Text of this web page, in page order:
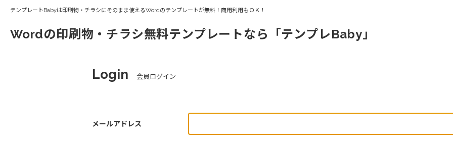
テンプレートBabyは印刷物・チラシにそのまま使えるWordのテンプレートが無料！商用利用もＯＫ！
Wordの印刷物・チラシ無料テンプレートなら「テンプレBaby」
Login 会員ログイン
メールアドレス